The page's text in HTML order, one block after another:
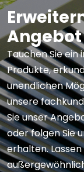
Tauchen Sie
Produkte,
unendlichen
unsere
Sie unser
oder folgen Sie
erhalten.